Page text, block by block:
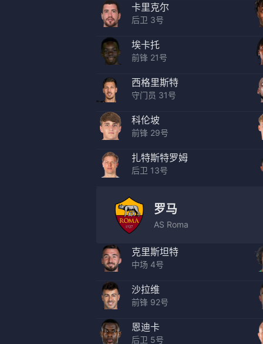
卡里克尔
后卫 3号
埃卡托
前锋 21号
西格里斯特
守门员 31号
科伦坡
前锋 29号
扎特斯特罗姆
后卫 13号
罗马
AS Roma
克里斯坦特
中场 4号
沙拉维
前锋 92号
恩迪卡
后卫 5号